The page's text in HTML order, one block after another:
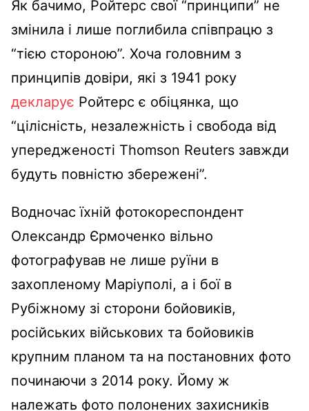
Як бачимо, Ройтерс свої “принципи” не
змінила і лише поглибила співпрацю з
“тією стороною”. Хоча головним з
принципів довіри, які з 1941 року
декларує Ройтерс є обіцянка, що
“цілісність, незалежність і свобода від
упередженості Thomson Reuters завжди
будуть повністю збережені”.
Водночас їхній фотокореспондент
Олександр Єрмоченко вільно
фотографував не лише руїни в
захопленому Маріуполі, а і бої в
Рубіжному зі сторони бойовиків,
російських військових та бойовиків
крупним планом та на постановних фото
починаючи з 2014 року. Йому ж
належать фото полонених захисників